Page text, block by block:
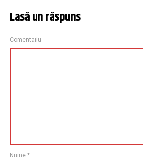
Lasă un răspuns
Comentariu
Nume *